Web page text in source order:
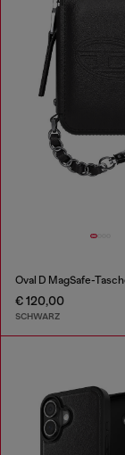
Oval D MagSafe-
€ 120,00
SCHWARZ